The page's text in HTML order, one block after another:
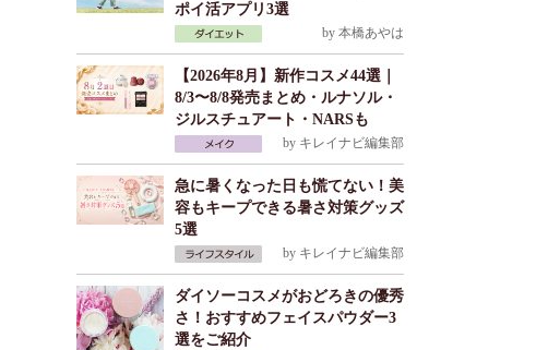
ポイ活アプリ3選
by 本橋あやは
【2026年8月】新作コスメ44選｜
8/3〜8/8発売まとめ・ルナソル・
ジルスチュアート・NARSも
by キレイナビ編集部
急に暑くなった日も慌てない！美
容もキープできる暑さ対策グッズ
5選
by キレイナビ編集部
ダイソーコスメがおどろきの優秀
さ！おすすめフェイスパウダー3
選をご紹介